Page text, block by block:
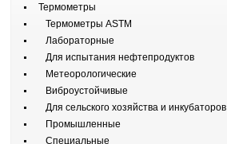
Термометры
Термометры ASTM
Лабораторные
Для испытания нефтепродуктов
Метеорологические
Виброустойчивые
Для сельского хозяйства и инкубаторов
Промышленные
Специальные